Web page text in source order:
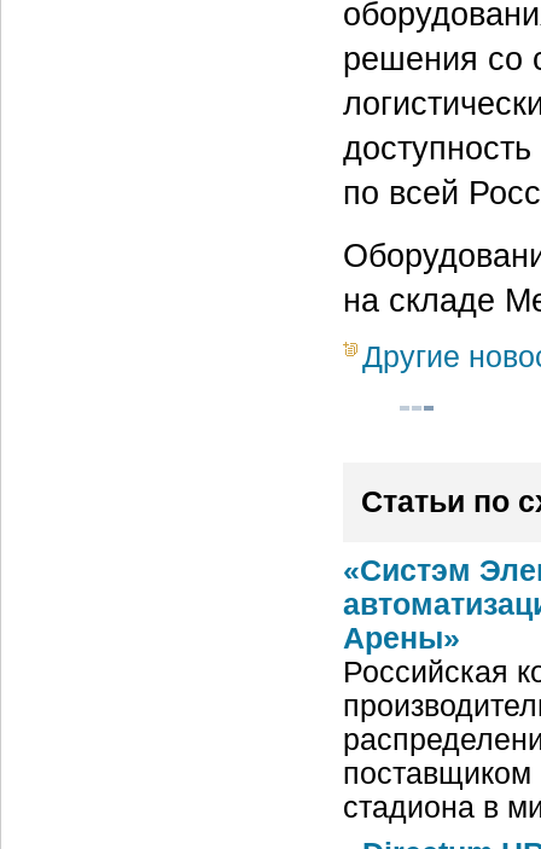
решения со
по всей
на складе
Другие
Статьи по
«Систэм
Арены»
Российская
поставщиком
стадиона в